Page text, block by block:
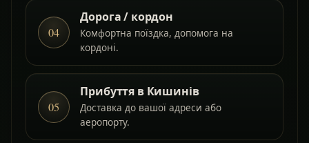
04
Дорога / кордон
Комфортна поїздка, допомога на
кордоні.
05
Прибуття в Кишинів
Доставка до вашої адреси або
аеропорту.